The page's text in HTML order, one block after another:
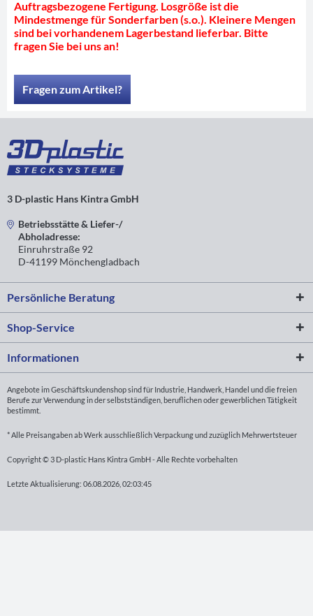
Auftragsbezogene Fertigung. Losgröße ist die
Mindestmenge für Sonderfarben (s.o.). Kleinere Mengen
sind bei vorhandenem Lagerbestand lieferbar. Bitte
fragen Sie bei uns an!
Fragen zum Artikel?
3 D-plastic Hans Kintra GmbH
Betriebsstätte & Liefer-/
Abholadresse:
Einruhrstraße 92
D-41199 Mönchengladbach
Persönliche Beratung
Shop-Service
Informationen
Angebote im Geschäftskundenshop sind für Industrie, Handwerk, Handel und die freien
Berufe zur Verwendung in der selbstständigen, beruflichen oder gewerblichen Tätigkeit
bestimmt.
* Alle Preisangaben ab Werk ausschließlich Verpackung und zuzüglich Mehrwertsteuer
Copyright © 3 D-plastic Hans Kintra GmbH - Alle Rechte vorbehalten
Letzte Aktualisierung: 06.08.2026, 02:03:45